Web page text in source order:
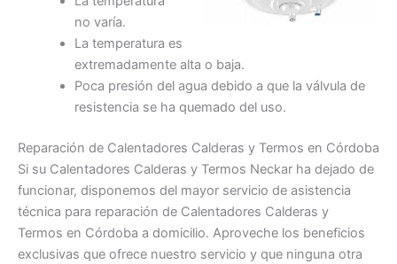
no varía.
La temperatura es
extremadamente alta o baja.
Poca presión del agua debido a que la válvula de
resistencia se ha quemado del uso.
Reparación de Calentadores Calderas y Termos en Córdoba
Si su Calentadores Calderas y Termos Neckar ha dejado de
funcionar, disponemos del mayor servicio de asistencia
técnica para reparación de Calentadores Calderas y
Termos en Córdoba a domicilio. Aproveche los beneficios
exclusivas que ofrece nuestro servicio y que ninguna otra